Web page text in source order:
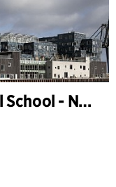
Copenhagen International School - Nordhavn